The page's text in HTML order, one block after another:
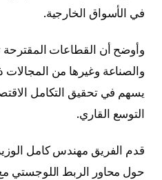
في الأسواق الخارجية.
وأوضح أن القطاعات المقترحة
والصناعة وغيرها من المجالات
يسهم في تحقيق التكامل
التوسع القاري.
قدم الفريق مهندس كامل
حول محاور الربط اللوجستي مع